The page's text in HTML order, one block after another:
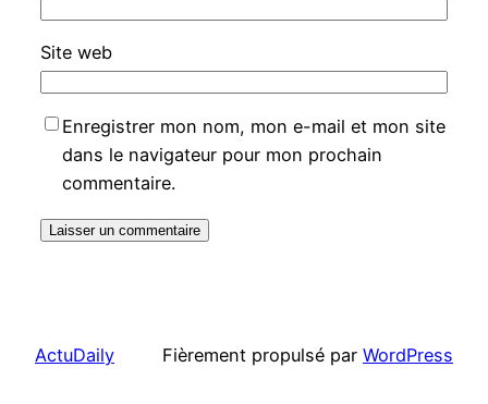
Site web
Enregistrer mon nom, mon e-mail et mon site
dans le navigateur pour mon prochain
commentaire.
ActuDaily Fièrement propulsé par WordPress